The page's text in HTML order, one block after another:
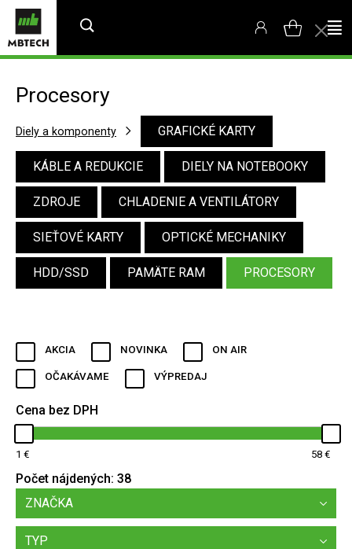
Procesory
Diely a komponenty GRAFICKÉ KARTY
KÁBLE A REDUKCIE DIELY NA NOTEBOOKY
ZDROJE CHLADENIE A VENTILÁTORY
SIEŤOVÉ KARTY OPTICKÉ MECHANIKY
HDD/SSD PAMÄTE RAM PROCESORY
AKCIA NOVINKA ON AIR
OČAKÁVAME VÝPREDAJ
Cena bez DPH
1 58
Počet nájdených: 38
ZNAČKA
TYP